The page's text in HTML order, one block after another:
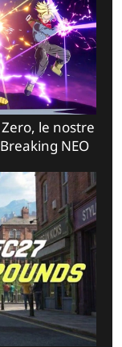
le nostre
NEO